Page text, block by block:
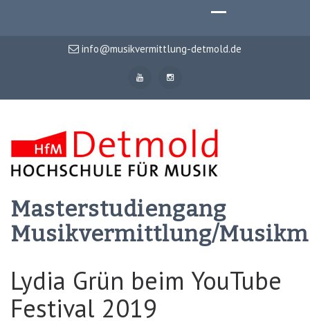
info@musikvermittlung-detmold.de
Masterstudiengang
Musikvermittlung/
Lydia Grün beim YouTube
Festival 2019